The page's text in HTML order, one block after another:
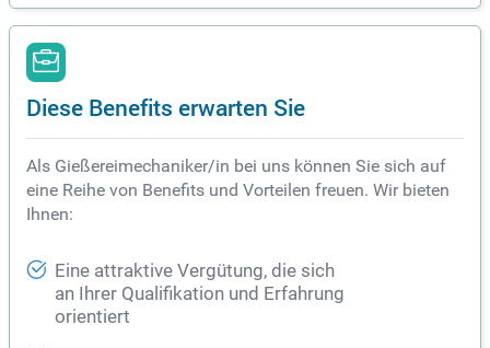
Diese Benefits erwarten Sie
Als Gießereimechaniker/in bei uns können Sie sich auf
eine Reihe von Benefits und Vorteilen freuen. Wir bieten
Ihnen:
Eine attraktive Vergütung, die sich
an Ihrer Qualifikation und Erfahrung
orientiert